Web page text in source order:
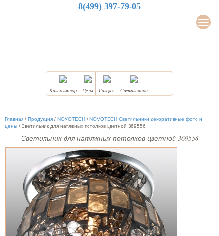
8(499) 397-79-05
Калькулятор Цены Галерея Светильники
Главная / Продукция / NOVOTECH / NOVOTECH Светильники декоративные фото и
цены / Светильник для натяжных потолков цветной 369556
Светильник для натяжных потолков цветной 369556